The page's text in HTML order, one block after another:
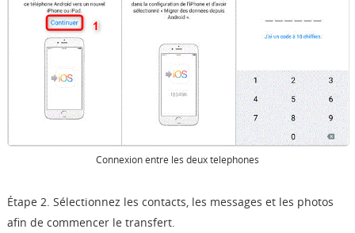
Connexion entre les deux telephones
Étape 2. Sélectionnez les contacts, les messages et les photos
afin de commencer le transfert.